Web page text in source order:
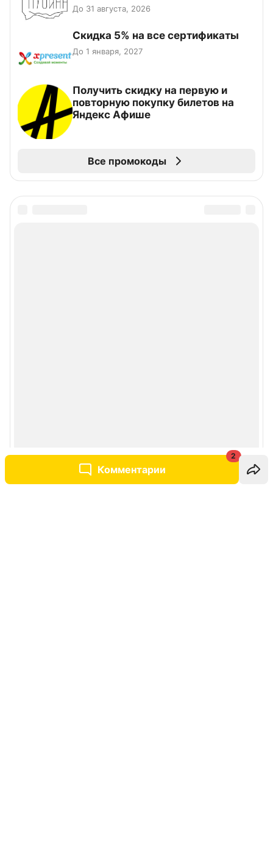
Комментарии
2
До 31 августа, 2026
Скидка 5% на все сертификаты
До 1 января, 2027
Получить скидку на первую и
повторную покупку билетов на
Яндекс Афише
Все промокоды